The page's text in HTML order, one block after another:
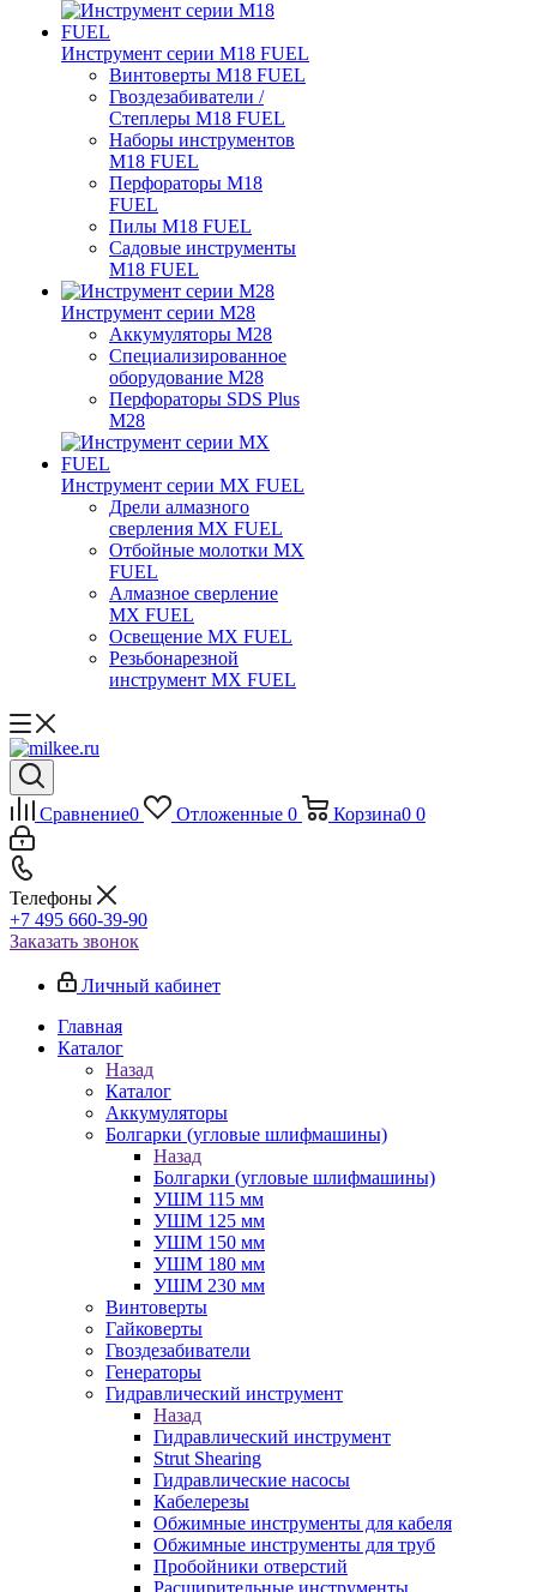
Инструмент серии M18 FUEL
Винтоверты M18 FUEL
Гвоздезабиватели /
Степлеры M18 FUEL
Наборы инструментов
M18 FUEL
Перфораторы M18
FUEL
Пилы M18 FUEL
Садовые инструменты
M18 FUEL
Инструмент серии M28
Аккумуляторы M28
Специализированное
оборудование M28
Перфораторы SDS Plus
M28
Инструмент серии MX FUEL
Дрели алмазного
сверления MX FUEL
Отбойные молотки MX
FUEL
Алмазное сверление
MX FUEL
Освещение MX FUEL
Резьбонарезной
инструмент MX FUEL
Сравнение0 Отложенные 0 Корзина0 0
Телефоны
+7 495 660-39-90
Заказать звонок
Личный кабинет
Главная
Каталог
Назад
Каталог
Аккумуляторы
Болгарки (угловые шлифмашины)
Назад
Болгарки (угловые шлифмашины)
УШМ 115 мм
УШМ 125 мм
УШМ 150 мм
УШМ 180 мм
УШМ 230 мм
Винтоверты
Гайковерты
Гвоздезабиватели
Генераторы
Гидравлический инструмент
Назад
Гидравлический инструмент
Strut Shearing
Гидравлические насосы
Кабелерезы
Обжимные инструменты для кабеля
Обжимные инструменты для труб
Пробойники отверстий
Расширительные инструменты